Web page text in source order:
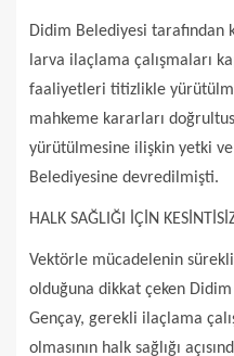
Didim Belediyesi tarafından
larva ilaçlama çalışmaları
faaliyetleri titizlikle
mahkeme kararları
yürütülmesine ilişkin yetki
Belediyesine devredilmişti.
HALK SAĞLIĞI İÇİN
Vektörle mücadelenin
olduğuna dikkat çeken
Gençay, gerekli ilaçlama
olmasının halk sağlığı